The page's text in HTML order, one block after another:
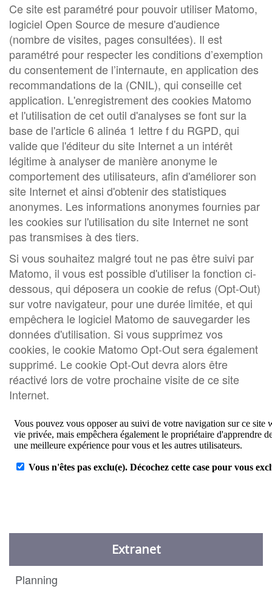
Ce site est paramétré pour pouvoir utiliser Matomo,
logiciel Open Source de mesure d'audience
(nombre de visites, pages consultées). Il est
paramétré pour respecter les conditions d’exemption
du consentement de l’internaute, en application des
recommandations de la (CNIL), qui conseille cet
application. L'enregistrement des cookies Matomo
et l'utilisation de cet outil d'analyses se font sur la
base de l'article 6 alinéa 1 lettre f du RGPD, qui
valide que l'éditeur du site Internet a un intérêt
légitime à analyser de manière anonyme le
comportement des utilisateurs, afin d'améliorer son
site Internet et ainsi d'obtenir des statistiques
anonymes. Les informations anonymes fournies par
les cookies sur l'utilisation du site Internet ne sont
pas transmises à des tiers.
Si vous souhaitez malgré tout ne pas être suivi par
Matomo, il vous est possible d'utiliser la fonction ci-
dessous, qui déposera un cookie de refus (Opt-Out)
sur votre navigateur, pour une durée limitée, et qui
empêchera le logiciel Matomo de sauvegarder les
données d'utilisation. Si vous supprimez vos
cookies, le cookie Matomo Opt-Out sera également
supprimé. Le cookie Opt-Out devra alors être
réactivé lors de votre prochaine visite de ce site
Internet.
Extranet
Planning